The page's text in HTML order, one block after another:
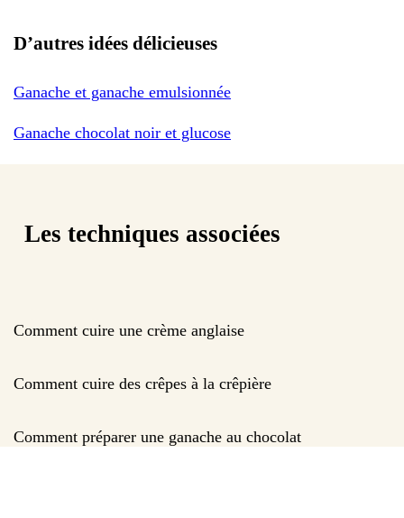
D’autres idées délicieuses
Ganache et ganache emulsionnée
Ganache chocolat noir et glucose
Les techniques associées
Comment cuire une crème anglaise
Comment cuire des crêpes à la crêpière
Comment préparer une ganache au chocolat